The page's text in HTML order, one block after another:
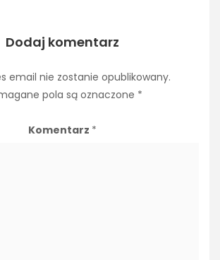
Dodaj komentarz
email nie zostanie opublikowany.
pola są oznaczone *
Komentarz *